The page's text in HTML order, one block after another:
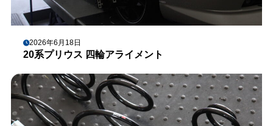
2026年6月18日
20系プリウス 四輪アライメント